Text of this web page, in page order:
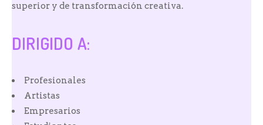
superior y de transformación creativa.
DIRIGIDO A:
Profesionales
Artistas
Empresarios